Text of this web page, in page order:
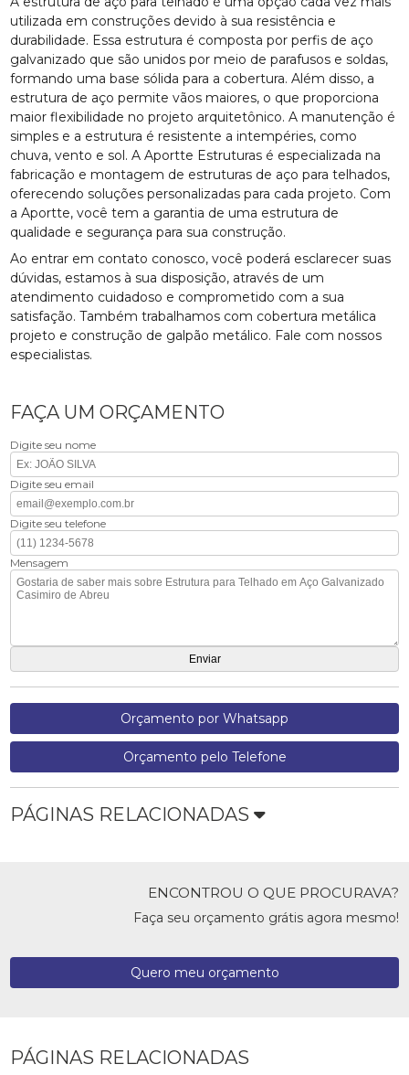
utilizada em construções devido à sua resistência e
durabilidade. Essa estrutura é composta por perfis de aço
galvanizado que são unidos por meio de parafusos e soldas,
formando uma base sólida para a cobertura. Além disso, a
estrutura de aço permite vãos maiores, o que proporciona
maior flexibilidade no projeto arquitetônico. A manutenção é
simples e a estrutura é resistente a intempéries, como
chuva, vento e sol. A Aportte Estruturas é especializada na
fabricação e montagem de estruturas de aço para telhados,
oferecendo soluções personalizadas para cada projeto. Com
a Aportte, você tem a garantia de uma estrutura de
qualidade e segurança para sua construção.
Ao entrar em contato conosco, você poderá esclarecer suas
dúvidas, estamos à sua disposição, através de um
atendimento cuidadoso e comprometido com a sua
satisfação. Também trabalhamos com cobertura metálica
projeto e construção de galpão metálico. Fale com nossos
especialistas.
FAÇA UM ORÇAMENTO
Digite seu nome
Digite seu email
Digite seu telefone
Mensagem
Orçamento por Whatsapp
Orçamento pelo Telefone
PÁGINAS RELACIONADAS
ENCONTROU O QUE PROCURAVA?
Faça seu orçamento grátis agora mesmo!
Quero meu orçamento
PÁGINAS RELACIONADAS